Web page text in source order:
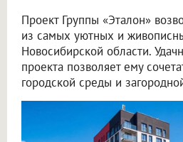
Проект Группы «Эталон»
из самых уютных и
Новосибирской области.
проекта позволяет ему
городской среды и